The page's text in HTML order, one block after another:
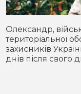
Приватна думка
В кулуарах
Місто
Життя
Олександр,
територіальної
захисників
днів після свого